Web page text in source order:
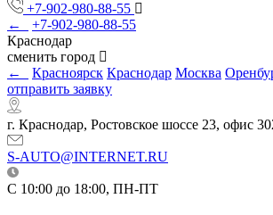
+7-902-980-88-55
←
+7-902-980-88-55
Краснодар
сменить город
←
Красноярск Краснодар Москва
отправить заявку
г. Краснодар, Ростовское шоссе 23, офис
S-AUTO@INTERNET.RU
C 10:00 до 18:00, ПН-ПТ